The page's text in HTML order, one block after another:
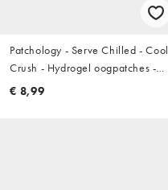
Patchology - Serve Chilled - Cool
Crush - Hydrogel oogpatches -
enkel
€ 8,99